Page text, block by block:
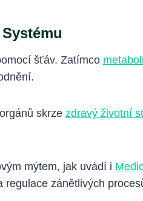
šťáv. Zatímco
skrze zdravý životní
mýtem, jak uvádí i
zánětlivých